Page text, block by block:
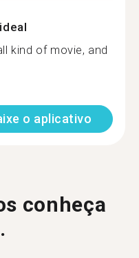
kind of movie, and
o aplicativo
conheça